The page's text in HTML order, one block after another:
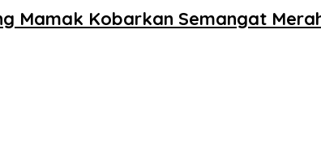
Mamak Kobarkan Semangat